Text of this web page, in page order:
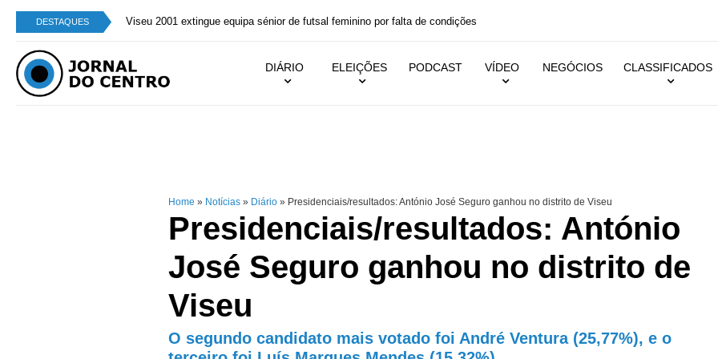
DESTAQUES Viseu 2001 extingue equipa sénior de futsal feminino por falta de condições
DIÁRIO ELEIÇÕES PODCAST VÍDEO NEGÓCIOS CLASSIFICADOS
Home » Notícias » Diário » Presidenciais/resultados: António José Seguro ganhou no distrito de Viseu
Presidenciais/resultados: António
José Seguro ganhou no distrito de
Viseu
O segundo candidato mais votado foi André Ventura (25,77%), e o